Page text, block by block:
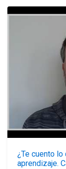
¿Te cuento
aprendizaje.